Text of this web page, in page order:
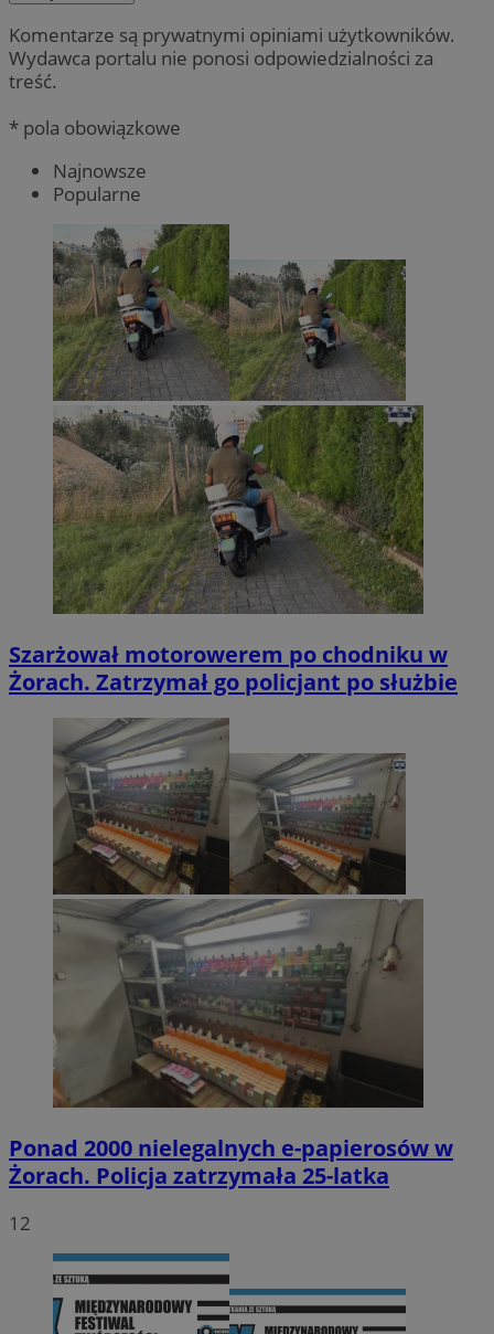
Komentarze są prywatnymi opiniami użytkowników.
Wydawca portalu nie ponosi odpowiedzialności za
treść.
* pola obowiązkowe
Najnowsze
Popularne
Szarżował motorowerem po chodniku w
Żorach. Zatrzymał go policjant po służbie
Ponad 2000 nielegalnych e-papierosów w
Żorach. Policja zatrzymała 25-latka
12